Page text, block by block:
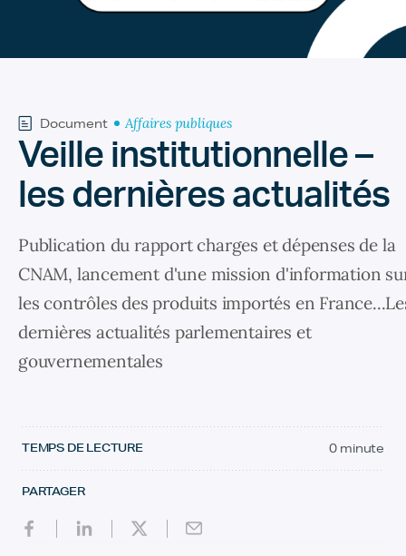
Document Affaires publiques
Veille institutionnelle –
les dernières actualités
Publication du rapport charges et dépenses de la
CNAM, lancement d'une mission d'information
les contrôles des produits importés en
dernières actualités parlementaires et
gouvernementales
TEMPS DE LECTURE 0 minute
PARTAGER